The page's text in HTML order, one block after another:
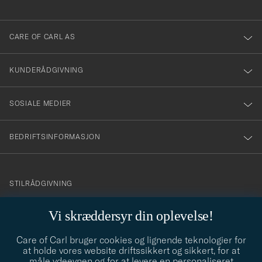
Vi skræddersyr din oplevelse!
Care of Carl bruger cookies og lignende teknologier for
at holde vores website driftssikkert og sikkert, for at
dig
till
vårt
nyhetsbrev!
CARE OF CARL AS
KUNDERÅDGIVNING
SOSIALE MEDIER
BEDRIFTSINFORMASJON
info@careofcarl.no
STILRÅDGIVNING
STILRÅDGIVNING